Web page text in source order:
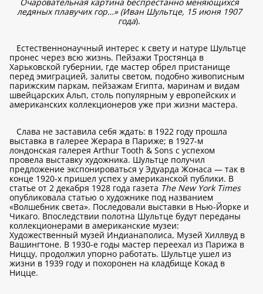
ледяных плавучих гор…» (Иван Шультце, 15 июня 1907
года).
Естественнонаучный интерес к свету и натуре Шультце
пронес через всю жизнь. Пейзажи Тростянца в
Харьковской губернии, где мастер обрел пристанище
перед эмиграцией, залиты светом, подобно живописным
парижским паркам, пейзажам Египта, маринам и видам
швейцарских Альп, столь популярным у европейских и
американских коллекционеров уже при жизни мастера.
Слава не заставила себя ждать: в 1922 году прошла
выставка в галерее Жерара в Париже; в 1927-м
лондонская галерея Arthur Tooth & Sons с успехом
провела выставку художника. Шультце получил
предложение экспонироваться у Эдуарда Жонаса — так в
конце 1920-х пришел успех у американской публики. В
статье от 2 декабря 1928 года газета The New York Times
опубликовала статью о художнике под названием
«Волшебник света». Последовали выставки в Нью-Йорке и
Чикаго. Впоследствии полотна Шультце будут переданы
коллекционерами в американские музеи:
Художественный музей Индианаполиса, Музей Хиллвуд в
Вашингтоне. В 1930-е годы мастер переехал из Парижа в
Ниццу, продолжил упорно работать. Шультце ушел из
жизни в 1939 году и похоронен на кладбище Кокад в
Ницце.